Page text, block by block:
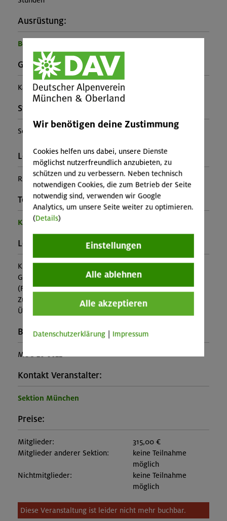
Ausrüstung:
Benötigte Ausrüstung für diese Veranstaltung
Gebirgsgruppe:
Karwendel
Stützpunkt:
Solsteinhaus
Leiter*in:
Rupert Reithmeier, Carlos Gastreich
Teilprogramm:
Kinder- und Jugendprogramm
Leistung:
Kursbetreuung, Übernachtung, Vollpension, Ausrüstung,
Gepäcktransport zur Hütte
(Falls nicht in den Leistungen inbegriffen, fallen
Zusatzkosten für z.B. An- und Abreise, Verpflegung,
Übernachtung oder Skipass an.)
Buchungscode:
MUC-26-0622
Kontakt Veranstalter:
Sektion München
Preise:
Mitglieder:
315,00 €
Mitglieder anderer Sektion:
keine Teilnahme
möglich
Nichtmitglieder:
keine Teilnahme
möglich
Diese Veranstaltung ist leider nicht mehr buchbar.
Wir benötigen deine Zustimmung
Cookies helfen uns dabei, unsere Dienste
möglichst nutzerfreundlich anzubieten, zu
schützen und zu verbessern. Neben technisch
notwendigen Cookies, die zum Betrieb der Seite
notwendig sind, verwenden wir Google
Analytics, um unsere Seite weiter zu optimieren.
(Details)
Einstellungen
Alle ablehnen
Alle akzeptieren
Datenschutzerklärung Impressum